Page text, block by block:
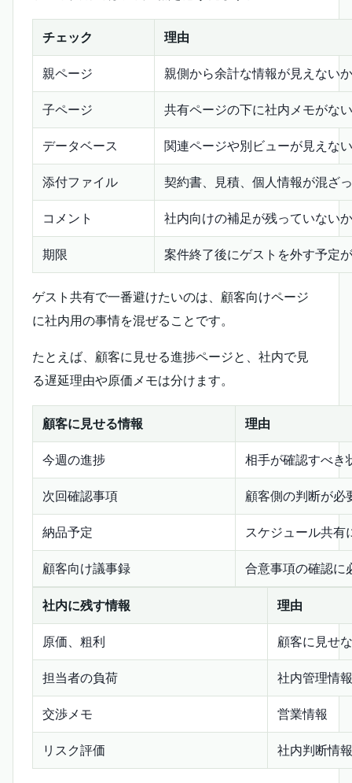
チェック 理由
親ページ 親側から余計な情報が見えないか
子ページ 共有ページの下に社内メモがな
データベース 関連ページや別ビューが見えな
添付ファイル 契約書、見積、個人情報が混ざ
コメント 社内向けの補足が残っていないか
期限 案件終了後にゲストを外す予定
ゲスト共有で一番避けたいのは、顧客向けページ
に社内用の事情を混ぜることです。
たとえば、顧客に見せる進捗ページと、社内で見
る遅延理由や原価メモは分けます。
顧客に見せる情報 理由
今週の進捗 相手が確認すべき
次回確認事項 顧客側の判断が必
納品予定 スケジュール共有
顧客向け議事録 合意事項の確認に
社内に残す情報 理由
原価、粗利 顧客に見せ
担当者の負荷 社内管理情報
交渉メモ 営業情報
リスク評価 社内判断情報